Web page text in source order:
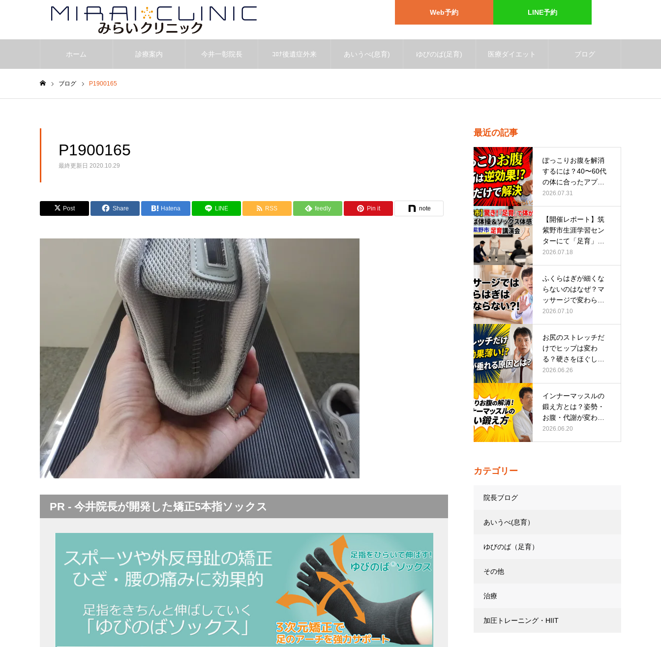
Web予約 LINE予約
ホーム 診療案内 今井一彰院長 ｺﾛﾅ後遺症外来 あいうべ(息育) ゆびのば(足育) 医療ダイエット ブログ
ブログ P1900165
P1900165
最終更新日 2020.10.29
Post Share Hatena LINE RSS feedly Pin it note
PR - 今井院長が開発した矯正5本指ソックス
最近の記事
ぽっこりお腹を解消
するには？40〜60代
の体に合ったアプロ
ーチ
2026.07.31
【開催レポート】筑
紫野市生涯学習セン
ターにて「足育」講
演会に登壇し…
2026.07.18
ふくらはぎが細くな
らないのはなぜ？マ
ッサージで変わらな
い根本原因
2026.07.10
お尻のストレッチだ
けでヒップは変わ
る？硬さをほぐして
整える正しい方…
2026.06.26
インナーマッスルの
鍛え方とは？姿勢・
お腹・代謝が変わる
トレーニング…
2026.06.20
カテゴリー
院長ブログ
あいうべ(息育）
ゆびのば（足育）
その他
治療
加圧トレーニング・HIIT